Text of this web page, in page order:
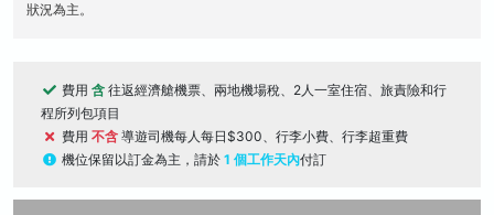
狀況為主。
費用 含 往返經濟艙機票、兩地機場稅、2人一室住宿、旅責險和行
程所列包項目
費用 不含 導遊司機每人每日$300、行李小費、行李超重費
機位保留以訂金為主，請於 1 個工作天內付訂